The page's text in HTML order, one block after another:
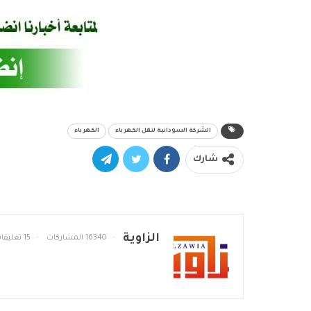
الشركة السودانية لنقل الكهرباء الكهرباء
شارك
الزاوية 16340 المشاركات 15 تعليقات